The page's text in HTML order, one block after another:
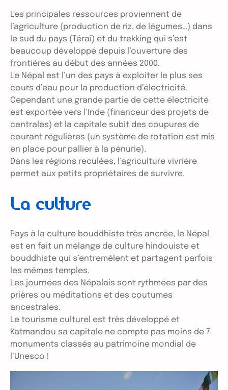
Les principales ressources proviennent de
l’agriculture (production de riz, de légumes…) dans
le sud du pays (Téraï) et du trekking qui s’est
beaucoup développé depuis l’ouverture des
frontières au début des années 2000.
Le Népal est l’un des pays à exploiter le plus ses
cours d’eau pour la production d’électricité.
Cependant une grande partie de cette électricité
est exportée vers l’Inde (financeur des projets de
centrales) et la capitale subit des coupures de
courant régulières (un système de rotation est mis
en place pour pallier à la pénurie).
Dans les régions reculées, l’agriculture vivrière
permet aux petits propriétaires de survivre.
La culture
Pays à la culture bouddhiste très ancrée, le Népal
est en fait un mélange de culture hindouiste et
bouddhiste qui s’entremêlent et partagent parfois
les mêmes temples.
Les journées des Népalais sont rythmées par des
prières ou méditations et des coutumes
ancestrales.
Le tourisme culturel est très développé et
Katmandou sa capitale ne compte pas moins de 7
monuments classés au patrimoine mondial de
l’Unesco !